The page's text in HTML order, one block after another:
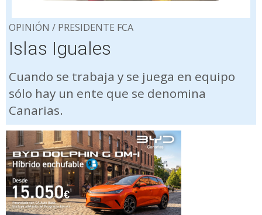
OPINIÓN / PRESIDENTE FCA
Islas Iguales
Cuando se trabaja y se juega en equipo
sólo hay un ente que se denomina
Canarias.